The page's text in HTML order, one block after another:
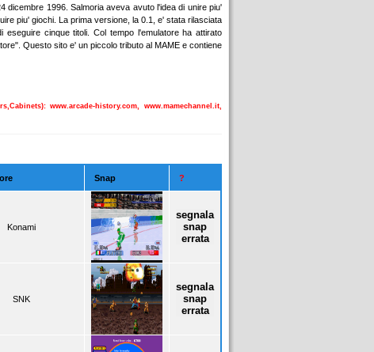
dicembre 1996. Salmoria aveva avuto l'idea di unire piu'
piu' giochi. La prima versione, la 0.1, e' stata rilasciata
cinque titoli. Col tempo l'emulatore ha attirato
Questo sito e' un piccolo tributo al MAME e contiene
www.arcade-history.com, www.mamechannel.it,
Snap ?
Konami
segnala
snap
errata
SNK
segnala
snap
errata